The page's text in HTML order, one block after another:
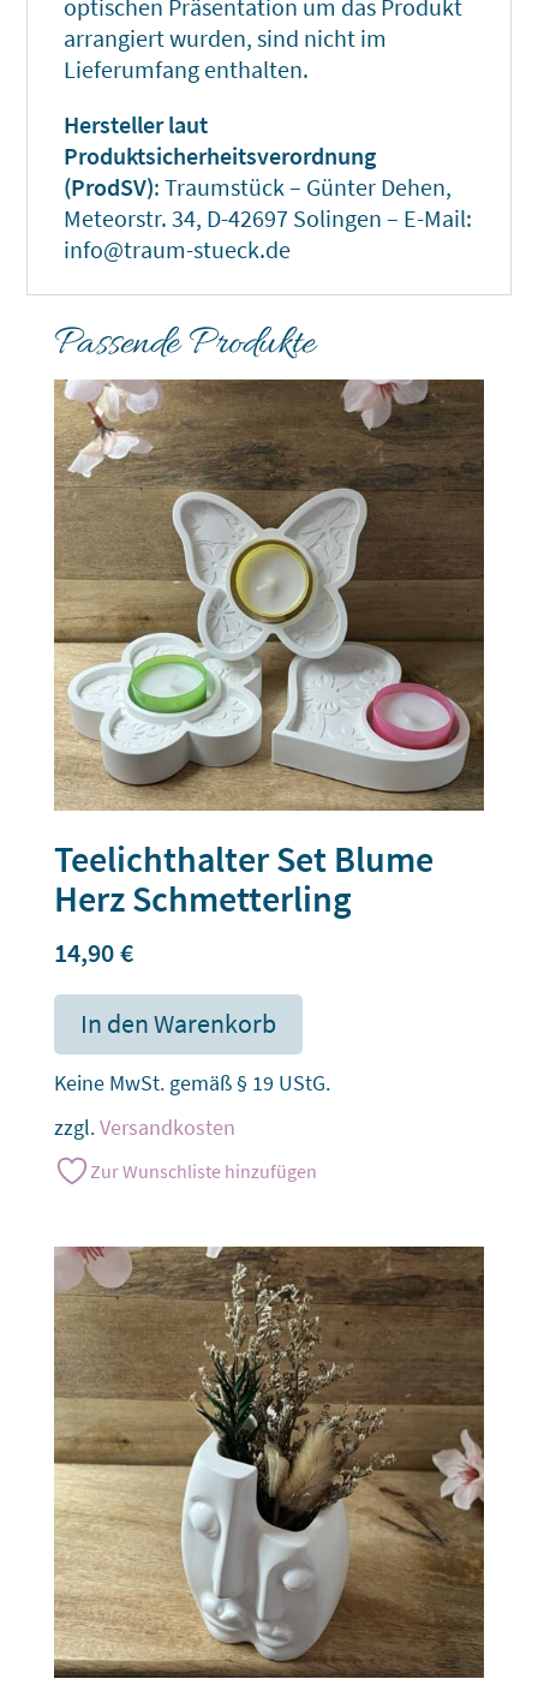
optischen Präsentation um das Produkt
arrangiert wurden, sind nicht im
Lieferumfang enthalten.
Hersteller laut
Produktsicherheitsverordnung
(ProdSV): Traumstück – Günter Dehen,
Meteorstr. 34, D-42697 Solingen – E-Mail:
info@traum-stueck.de
Passende Produkte
Teelichthalter Set Blume
Herz Schmetterling
14,90€
In den Warenkorb
Keine MwSt. gemäß § 19 UStG.
zzgl.Versandkosten
Zur Wunschliste hinzufügen